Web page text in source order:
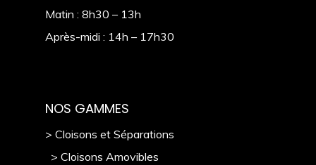
Matin : 8h30 – 13h
Après-midi : 14h – 17h30
NOS GAMMES
> Cloisons et Séparations
> Cloisons Amovibles